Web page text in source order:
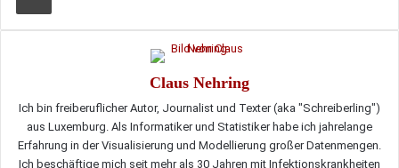
Claus Nehring
Ich bin freiberuflicher Autor, Journalist und Texter (aka "Schreiberling")
aus Luxemburg. Als Informatiker und Statistiker habe ich jahrelange
Erfahrung in der Visualisierung und Modellierung großer Datenmengen.
Ich beschäftige mich seit mehr als 30 Jahren mit Infektionskrankheiten